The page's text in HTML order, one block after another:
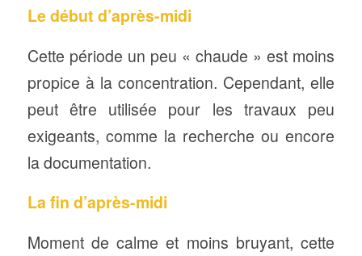
Le début d’après-midi
Cette période un peu « chaude » est moins
propice à la concentration. Cependant, elle
peut être utilisée pour les travaux peu
exigeants, comme la recherche ou encore
la documentation.
La fin d’après-midi
Moment de calme et moins bruyant, cette